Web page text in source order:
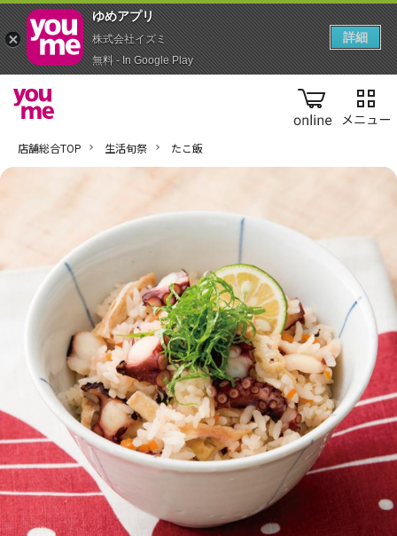
online
店舗総合TOP 生活旬祭 たこ飯
ゆめアプ‪リ‬
株式会社イズミ
無料 - In Google Play
詳細